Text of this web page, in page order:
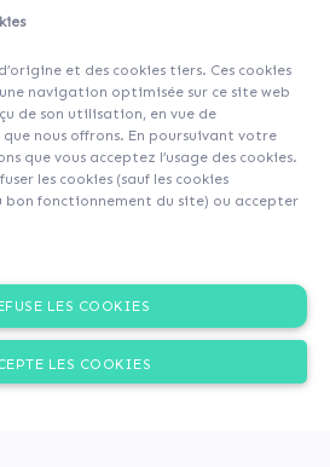
et des cookies tiers. Ces cookies
navigation optimisée sur ce site web
de son utilisation, en vue de
que nous offrons. En poursuivant votre
que vous acceptez l’usage des cookies.
les cookies (sauf les cookies
bon fonctionnement du site) ou accepter
LES COOKIES
LES COOKIES
(0)